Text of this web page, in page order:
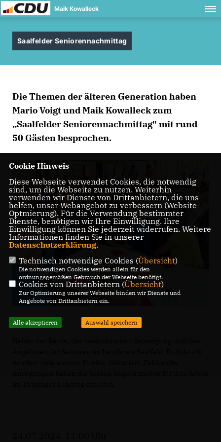
Maik Kowalleck
Saalfelder Seniorennachmittag
Die Themen der älteren Generation haben
Mario Voigt und Maik Kowalleck zum
Saalfelder Seniorennachmittag" mit rund
50 Gästen besprochen.
Cookie Hinweis
Diese Webseite verwendet Cookies, die notwendig
sind, um die Webseite zu nutzen. Weiterhin
verwenden wir Dienste von Drittanbietern, die uns
helfen, unser Webangebot zu verbessern (Website-
Optmierung). Für die Verwendung bestimmter
Dienste, benötigen wir Ihre Einwilligung. Ihre
Einwilligung können Sie jederzeit widerrufen. Weitere
Informationen finden Sie in unserer
Datenschutzerklärung.
Technisch notwendige Cookies (Übersicht)
Die notwendigen Cookies werden allein für den
ordnungsgemäßen Gebrauch der Webseite benötigt.
Cookies von Drittanbietern (Übersicht)
Zur Optimierung unserer Webseite binden wir Dienste und
Angebote von Drittanbietern ein.
Alle akzeptieren Auswahl speichern